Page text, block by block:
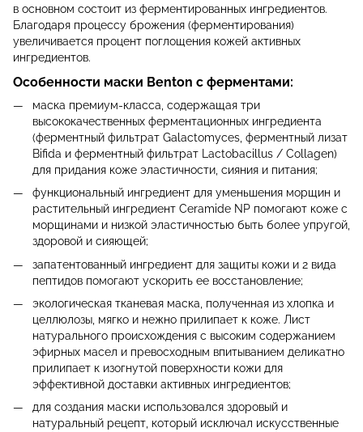
в основном состоит из ферментированных ингредиентов.
Благодаря процессу брожения (ферментирования)
увеличивается процент поглощения кожей активных
ингредиентов.
Особенности маски Benton с ферментами:
маска премиум-класса, содержащая три
высококачественных ферментационных ингредиента
(ферментный фильтрат Galactomyces, ферментный лизат
Bifida и ферментный фильтрат Lactobacillus / Collagen)
для придания коже эластичности, сияния и питания;
функциональный ингредиент для уменьшения морщин и
растительный ингредиент Ceramide NP помогают коже с
морщинами и низкой эластичностью быть более упругой,
здоровой и сияющей;
запатентованный ингредиент для защиты кожи и 2 вида
пептидов помогают ускорить ее восстановление;
экологическая тканевая маска, полученная из хлопка и
целлюлозы, мягко и нежно прилипает к коже. Лист
натурального происхождения с высоким содержанием
эфирных масел и превосходным впитыванием деликатно
прилипает к изогнутой поверхности кожи для
эффективной доставки активных ингредиентов;
для создания маски использовался здоровый и
натуральный рецепт, который исключал искусственные